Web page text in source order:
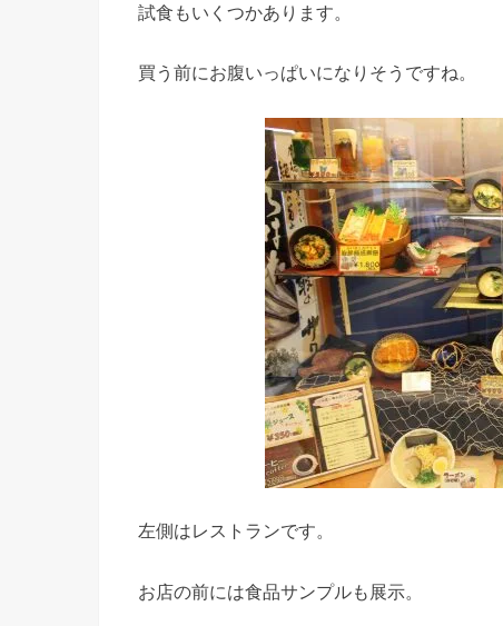
試食もいくつかあります。
買う前にお腹いっぱいになりそうですね。
左側はレストランです。
お店の前には食品サンプルも展示。